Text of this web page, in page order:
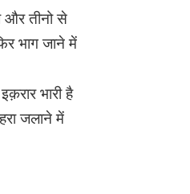
और तीनो से
भाग जाने में
भारी है
जलाने में